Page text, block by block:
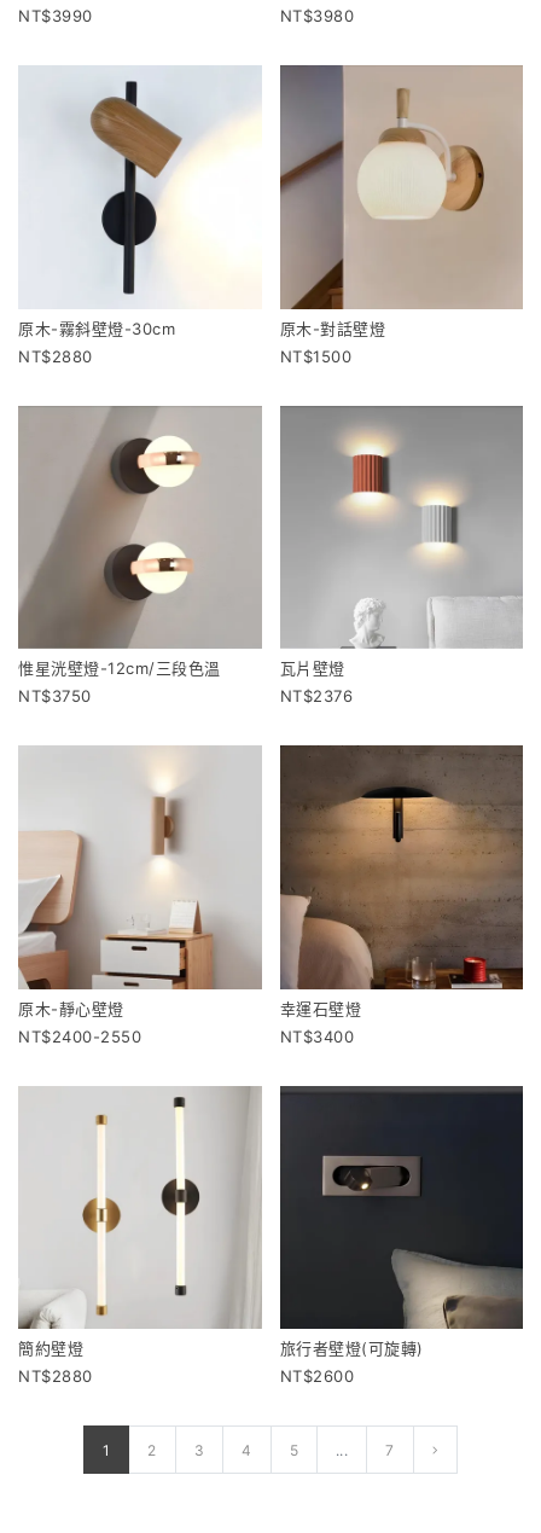
3990
3980
原木-霧斜壁燈-30cm
2880
原木-對話壁燈
1500
惟星洸壁燈-12cm/三段色溫
3750
瓦片壁燈
2376
原木-靜心壁燈
2400-2550
幸運石壁燈
3400
簡約壁燈
2880
旅行者壁燈(可旋轉)
2600
1 2 3 4 5 ... 7